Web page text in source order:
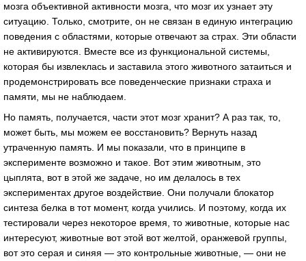
мозга объективной активности мозга, что мозг их узнает эту
ситуацию. Только, смотрите, он не связан в единую интеграцию
поведения с областями, которые отвечают за страх. Эти области
не активируются. Вместе все из функциональной системы,
которая бы извлеклась и заставила этого животного затаиться и
продемонстрировать все поведенческие признаки страха и
памяти, мы не наблюдаем.
Но память, получается, части этот мозг хранит? А раз так, то,
может быть, мы можем ее восстановить? Вернуть назад
утраченную память. И мы показали, что в принципе в
эксперименте возможно и такое. Вот этим животным, это
цыплята, вот в этой же задаче, но им делалось в тех
экспериментах другое воздействие. Они получали блокатор
синтеза белка в тот момент, когда учились. И поэтому, когда их
тестировали через некоторое время, то животные, которые нас
интересуют, животные вот этой вот желтой, оранжевой группы,
вот это серая и синяя — это контрольные животные, — они не